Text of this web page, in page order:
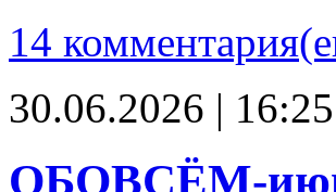
14
30.06.2026 | 16:25
ОБОВСЁМ-